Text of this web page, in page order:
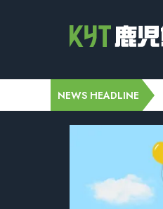
NEWS HEADLINE
08-07 19:31:00]